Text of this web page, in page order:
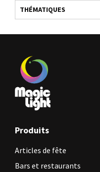
THÉMATIQUES
Produits
Articles de fête
Bars et restaurants